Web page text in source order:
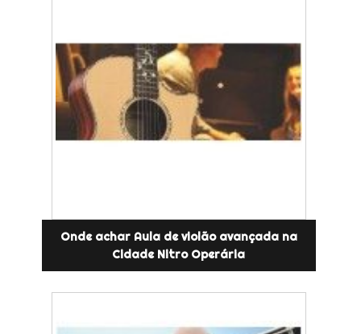
Onde achar Aula de violão avançada na
Cidade Nitro Operária